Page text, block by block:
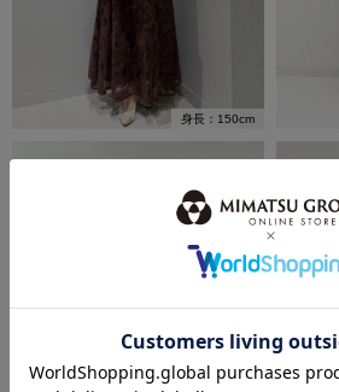
身長：150cm
VIEW ALL